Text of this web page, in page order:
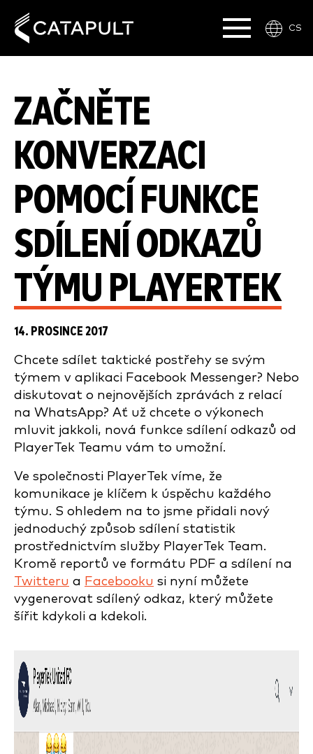
CS
ZAČNĚTE
KONVERZACI
POMOCÍ FUNKCE
SDÍLENÍ ODKAZŮ
TÝMU PLAYERTEK
14. PROSINCE 2017
Chcete sdílet taktické postřehy se svým
týmem v aplikaci Facebook Messenger? Nebo
diskutovat o nejnovějších zprávách z relací
na WhatsApp? Ať už chcete o výkonech
mluvit jakkoli, nová funkce sdílení odkazů od
PlayerTek Teamu vám to umožní.
Ve společnosti PlayerTek víme, že
komunikace je klíčem k úspěchu každého
týmu. S ohledem na to jsme přidali nový
jednoduchý způsob sdílení statistik
prostřednictvím služby PlayerTek Team.
Kromě reportů ve formátu PDF a sdílení na
Twitteru a Facebooku si nyní můžete
vygenerovat sdílený odkaz, který můžete
šířit kdykoli a kdekoli.